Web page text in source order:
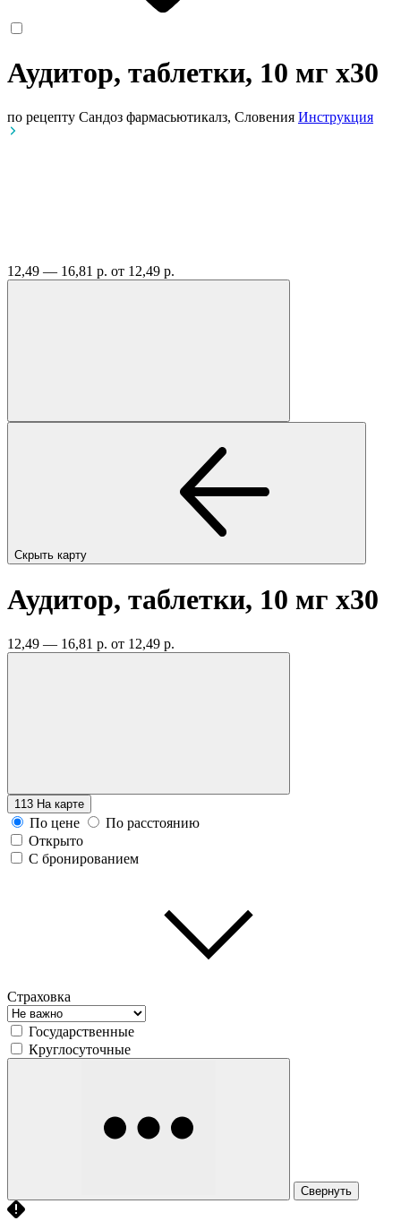
Аудитор, таблетки, 10 мг x30
по рецепту Сандоз фармасьютикалз, Словения Инструкция
12,49 — 16,81 р. от 12,49 р.
Скрыть карту
Аудитор, таблетки, 10 мг x30
12,49 — 16,81 р. от 12,49 р.
113 На карте
По цене
По расстоянию
Открыто
С бронированием
Страховка
Государственные
Круглосуточные
Свернуть